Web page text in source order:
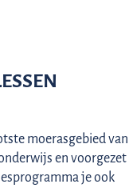
moerasgebied van
en voorgezet
je ook